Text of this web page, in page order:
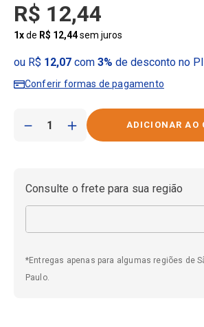
R$ 12,44
1xde R$ 12,44sem juros
ou R$ 12,07com 3% de desconto no
Conferir formas de pagamento
＋
－
Consulte o frete para sua região
*Entregas apenas para algumas regiões de
Paulo.